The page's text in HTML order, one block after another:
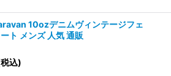
10ozデニムヴィンテージフェ
ト メンズ 人気 通販
込)